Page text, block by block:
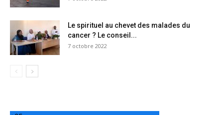
Le spirituel au chevet des malades du
cancer ? Le conseil...
7 octobre 2022